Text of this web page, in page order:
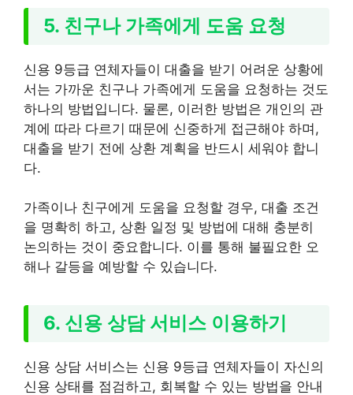
5. 친구나 가족에게 도움 요청
신용 9등급 연체자들이 대출을 받기 어려운 상황에
서는 가까운 친구나 가족에게 도움을 요청하는 것도
하나의 방법입니다. 물론, 이러한 방법은 개인의 관
계에 따라 다르기 때문에 신중하게 접근해야 하며,
대출을 받기 전에 상환 계획을 반드시 세워야 합니
다.
가족이나 친구에게 도움을 요청할 경우, 대출 조건
을 명확히 하고, 상환 일정 및 방법에 대해 충분히
논의하는 것이 중요합니다. 이를 통해 불필요한 오
해나 갈등을 예방할 수 있습니다.
6. 신용 상담 서비스 이용하기
신용 상담 서비스는 신용 9등급 연체자들이 자신의
신용 상태를 점검하고, 회복할 수 있는 방법을 안내